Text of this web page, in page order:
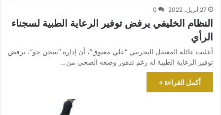
27 أبريل، 2022 0
النظام الخليفي يرفض توفير الرعاية الطبية لسجناء
الرأي
أعلنت عائلة المعتقل البحريني “علي معتوق”، أن إدارة “سجن جو”، ترفض
توفير الرعاية الطبية له رغم تدهور وضعه الصحي من…
أكمل القراءة »